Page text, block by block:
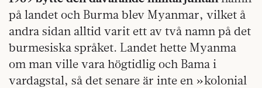
på landet och Burma blev Myanmar, vilket å
andra sidan alltid varit ett av två namn på det
burmesiska språket. Landet hette Myanma
om man ville vara högtidlig och Bama i
vardagstal, så det senare är inte en »kolonial